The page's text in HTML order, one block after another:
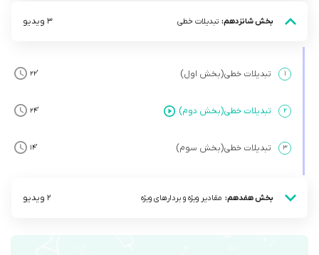
بخش شانزدهم: تبدیلات خطی 3 ویدیو
۱ تبدیلات خطی(بخش اول) ’22
۲ تبدیلات خطی(بخش دوم) ’24
۳ تبدیلات خطی(بخش سوم) ’14
بخش هفدهم: مقادیر ویژه و بردار‌های ویژه 2 ویدیو